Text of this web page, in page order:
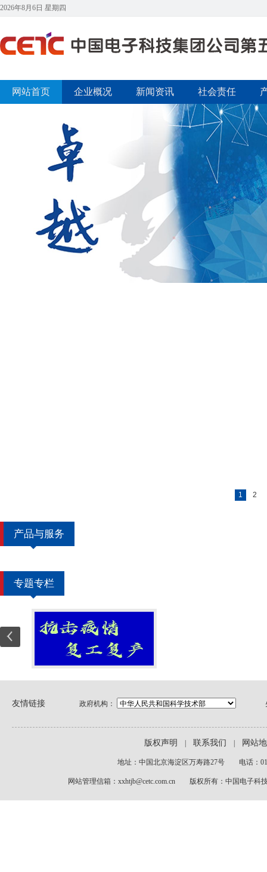
2026年8月6日 星期四
网站首页 企业概况 新闻资讯 社会责任
1 2
产品与服务
专题专栏
友情链接 政府机构：
版权声明 联系我们 网站
地址：中国北京海淀区万寿路27号 电话：
网站管理信箱：xxhtjb@cetc.com.cn 版权所有：中国电子